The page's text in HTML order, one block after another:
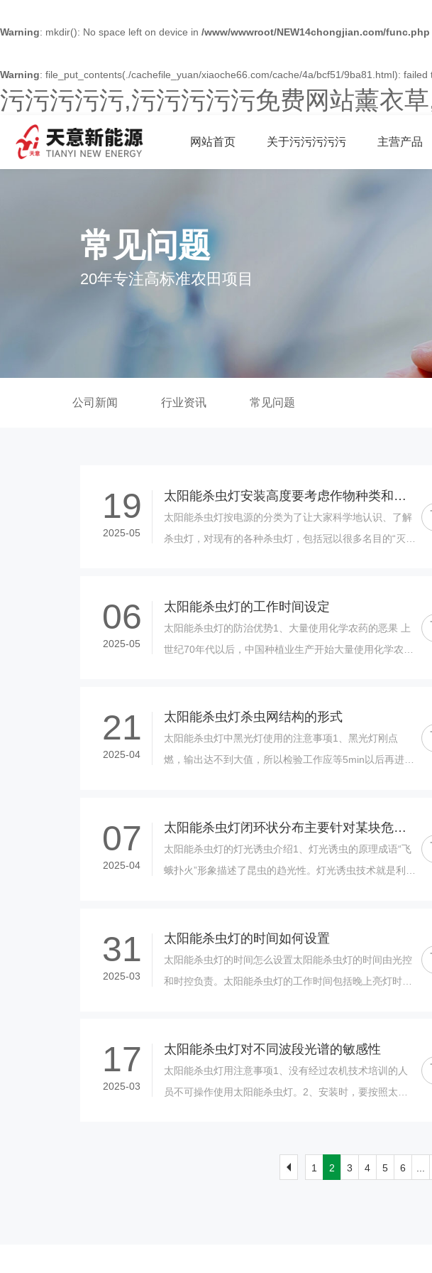
Warning: mkdir(): No space left on device in /www/wwwroot/NEW14chongjian.com/func.php
Warning: file_put_contents(./cachefile_yuan/xiaoche66.com/cache/4a/bcf51/9ba81.html):
污污污污污,污污污污污免费网站薰衣
网站首页 关于污污污污污 主营产品
常见问题
20年专注高标准农田项目
公司新闻 行业资讯 常见问题
19
2025-05
太阳能杀虫灯安装高度要考虑作物种类和栽培方式
太阳能杀虫灯按电源的分类为了让大家科学地认识、了解
杀虫灯，对现有的各种杀虫灯，包括冠以很多名目的“灭虫
06
2025-05
太阳能杀虫灯的工作时间设定
太阳能杀虫灯的防治优势1、大量使用化学农药的恶果 上
世纪70年代以后，中国种植业生产开始大量使用化学农
21
2025-04
太阳能杀虫灯杀虫网结构的形式
太阳能杀虫灯中黑光灯使用的注意事项1、黑光灯刚点
燃，输出达不到大值，所以检验工作应等5min以后再进
07
2025-04
太阳能杀虫灯闭环状分布主要针对某块危害严重的区域
太阳能杀虫灯的灯光诱虫介绍1、灯光诱虫的原理成语“飞
蛾扑火”形象描述了昆虫的趋光性。灯光诱虫技术就是利用
31
2025-03
太阳能杀虫灯的时间如何设置
太阳能杀虫灯的时间怎么设置太阳能杀虫灯的时间由光控
和时控负责。太阳能杀虫灯的工作时间包括晚上亮灯时间
17
2025-03
太阳能杀虫灯对不同波段光谱的敏感性
太阳能杀虫灯用注意事项1、没有经过农机技术培训的人
员不可操作使用太阳能杀虫灯。2、安装时，要按照太阳
1 2 3 4 5 6 ...